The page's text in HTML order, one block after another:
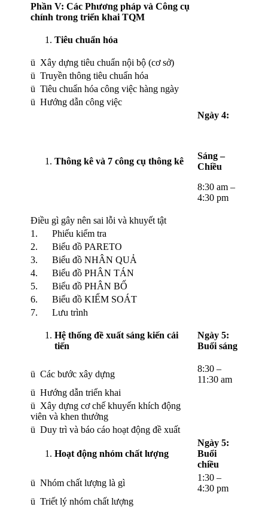
Phần V: Các Phương pháp và Công cụ
chính trong triển khai TQM
Tiêu chuẩn hóa
ü Xây dựng tiêu chuẩn nội bộ (cơ sở)
ü Truyền thông tiêu chuẩn hóa
ü Tiêu chuẩn hóa công việc hàng ngày
ü Hướng dẫn công việc
Thông kê và 7 công cụ thông kê
Ngày 4:
Sáng –
Chiều
8:30 am –
4:30 pm
Điều gì gây nên sai lỗi và khuyết tật
1. Phiếu kiểm tra
2. Biểu đồ PARETO
3. Biểu đồ NHÂN QUẢ
4. Biểu đồ PHÂN TÁN
5. Biểu đồ PHÂN BỐ
6. Biểu đồ KIỂM SOÁT
7. Lưu trình
Hệ thống đề xuất sáng kiến cải
tiến
Ngày 5:
Buổi sáng
ü Các bước xây dựng
8:30 –
11:30 am
ü Hướng dẫn triển khai
ü Xây dựng cơ chế khuyến khích động
viên và khen thưởng
ü Duy trì và báo cáo hoạt động đề xuất
Hoạt động nhóm chất lượng
Ngày 5:
Buổi
chiều
ü Nhóm chất lượng là gì
1:30 –
4:30 pm
ü Triết lý nhóm chất lượng